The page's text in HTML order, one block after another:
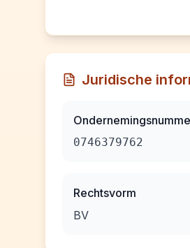
Juridische
0746379762
Rechtsvorm
BV